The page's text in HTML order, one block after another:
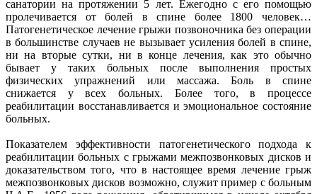
санатории на протяжении 5 лет. Ежегодно с его помощью
пролечивается от болей в спине более 1800 человек…
Патогенетическое лечение грыжи позвоночника без операции
в большинстве случаев не вызывает усиления болей в спине,
ни на вторые сутки, ни в конце лечения, как это обычно
бывает у таких больных после выполнения простых
физических упражнений или массажа. Боль в спине
снижается у всех больных. Более того, в процессе
реабилитации восстанавливается и эмоциональное состояние
больных.
Показателем эффективности патогенетического подхода к
реабилитации больных с грыжами межпозвонковых дисков и
доказательством того, что в настоящее время лечение грыж
межпозвонковых дисков возможно, служит пример с больным